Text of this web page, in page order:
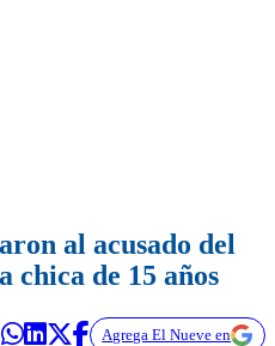
al acusado del
de 15 años
Agrega El Nueve en